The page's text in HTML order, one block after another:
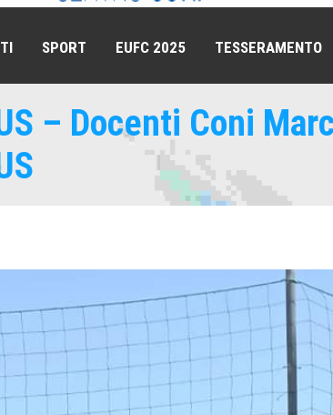
SPORT EUFC 2025 TESSERAMENTO
– Docenti Coni